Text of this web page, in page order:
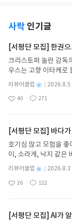
문에 스트레스를 겪
아기 아이들에게 올인
현업에 복귀해서도 계
했었는데, 언니에게
는 모르겠으나. 아무
루지 말라는 조언을 건
데 있어 상대방처럼
면 된다는 것이다. 그
그것을 달성했을때 비
불안과 외로움등을 애
낼수 있다는 대담함을
몸과 마음을 부지런히
봤을 것이다. 그런데
먼저 생각해야 하는
는 단서를 걸게 되었
한 색상이라 생각했었
지에 대해 징크스가 있
번에 많은 옷을 구입
하지 말고, 지금 가지
지만 일단 이 아이템
자신의 체형이 제대
사락 인기글
[서평단 모집] 한권
크리스토퍼 놀란 감독
우스는 고향 이타케로
다. 그리스 철학 전공
어내, 고전이 낯선 독
의 대서사시가 가장
주소/연락처를 업데
먼저 작성한 리뷰를
글의 댓글로 신청해주
도서/상품 발송- 도서
니다.- 주소/연락처에
리뷰 작성- 도서/상품
내 미작성, 불성실한
별
리뷰어클럽
성
2026.8.5
좋
40
댓
271
작
[서평단 모집] 바다
호기심 많고 모험을
이, 소라게, 낙지 같은
데, 과연 바다에 무슨
보세요!바다가 사라
6.08.03 ~
해주세요!- '사락' 개
별
리뷰어클럽
성
2026.8.3
좋
26
댓
122
작
[서평단 모집] AI가